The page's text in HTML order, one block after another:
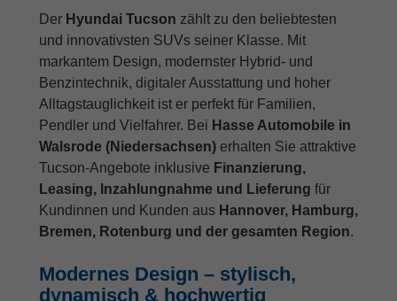
Der Hyundai Tucson zählt zu den beliebtesten
und innovativsten SUVs seiner Klasse. Mit
markantem Design, modernster Hybrid- und
Benzintechnik, digitaler Ausstattung und hoher
Alltagstauglichkeit ist er perfekt für Familien,
Pendler und Vielfahrer. Bei Hasse Automobile in
Walsrode (Niedersachsen) erhalten Sie attraktive
Tucson-Angebote inklusive Finanzierung,
Leasing, Inzahlungnahme und Lieferung für
Kundinnen und Kunden aus Hannover, Hamburg,
Bremen, Rotenburg und der gesamten Region.
Modernes Design – stylisch,
dynamisch & hochwertig